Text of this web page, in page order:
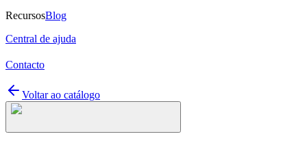
RecursosBlog
Central de ajuda
Contacto
Voltar ao catálogo